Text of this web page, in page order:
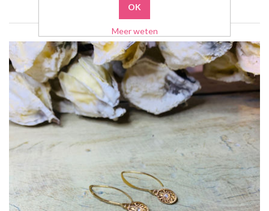
Meer weten